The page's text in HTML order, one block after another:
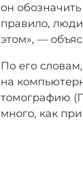
он
правило,
этом», —
По его
на
томографию
много, как